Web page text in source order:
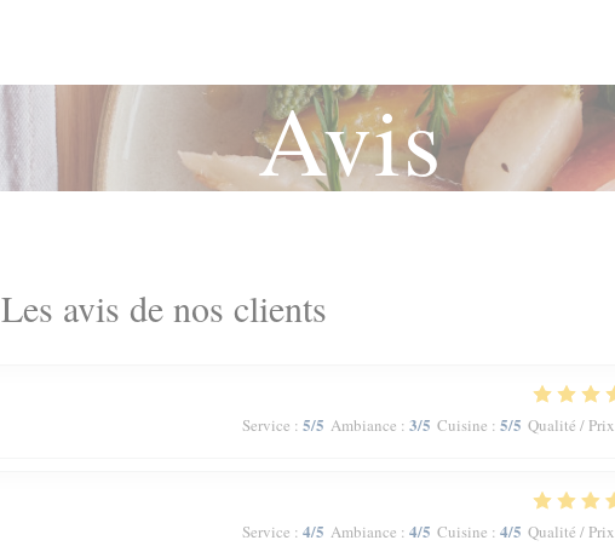
Avis
Les avis de nos clients
Service : 5/5 Ambiance : 3/5 Cuisine : 5/5 Qualité / Prix
Service : 4/5 Ambiance : 4/5 Cuisine : 4/5 Qualité / Prix